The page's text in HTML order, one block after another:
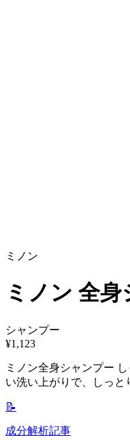
ミノン
ミノン 全
シャンプー
¥1,123
ミノン全身シャンプー
い洗い上がりで、しっと
📝
成分解析記事